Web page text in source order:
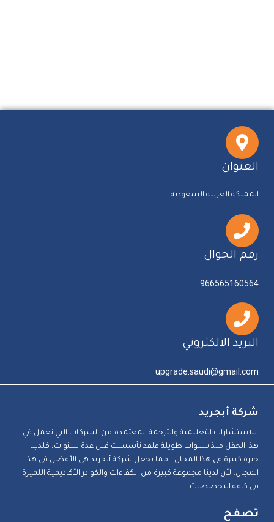
العنوان
المملكه العربيه السعوديه
رقم الجوال
966565160564
البريد الالكتروني
upgrade.saudi@gmail.com
شركة أبجريد
للاستشارات التعليمية والترجمة المعتمدة،من الشركات التي تعمل في
هذا الحقل منذ سنوات طويلة فلقد تأسست قبل عدة سنوات، فلدينا
خبرة كبيرة في هذا المجال ، مما يجعل شركة أبجريد هي الأفضل في هذا
المجال، لأن لدينا مجموعة كبيرة من الكفاءات والكوادر الأكاديمية اللميزة
في كافة التخصصات .
تصفح